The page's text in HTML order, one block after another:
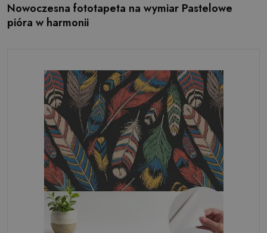
Nowoczesna fototapeta na wymiar Pastelowe
pióra w harmonii